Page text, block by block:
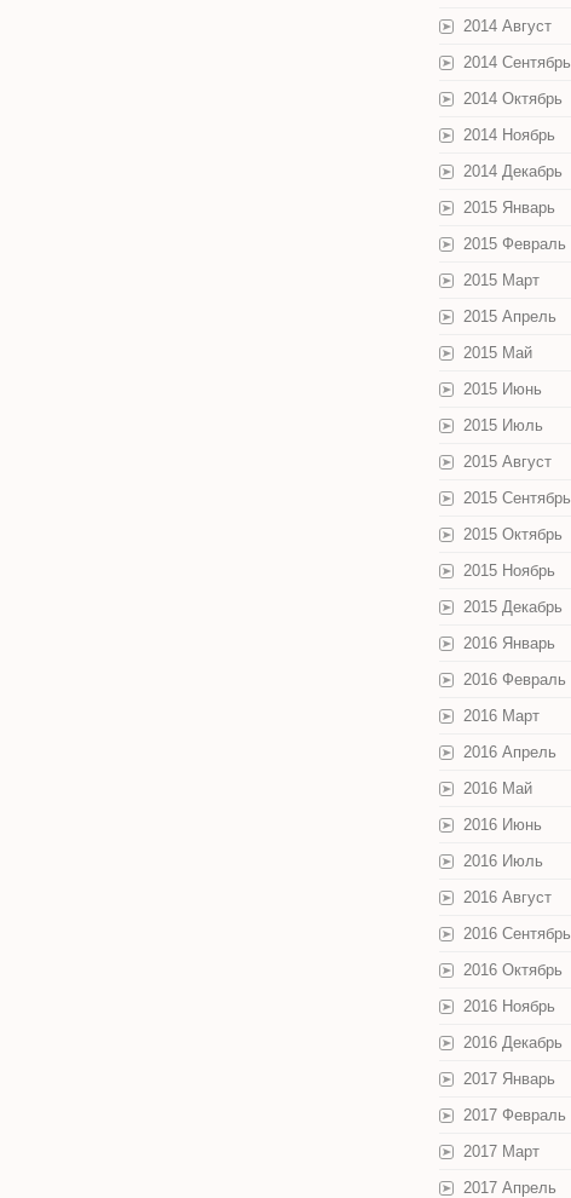
2014 Август
2014 Сентябрь
2014 Октябрь
2014 Ноябрь
2014 Декабрь
2015 Январь
2015 Февраль
2015 Март
2015 Апрель
2015 Май
2015 Июнь
2015 Июль
2015 Август
2015 Сентябрь
2015 Октябрь
2015 Ноябрь
2015 Декабрь
2016 Январь
2016 Февраль
2016 Март
2016 Апрель
2016 Май
2016 Июнь
2016 Июль
2016 Август
2016 Сентябрь
2016 Октябрь
2016 Ноябрь
2016 Декабрь
2017 Январь
2017 Февраль
2017 Март
2017 Апрель